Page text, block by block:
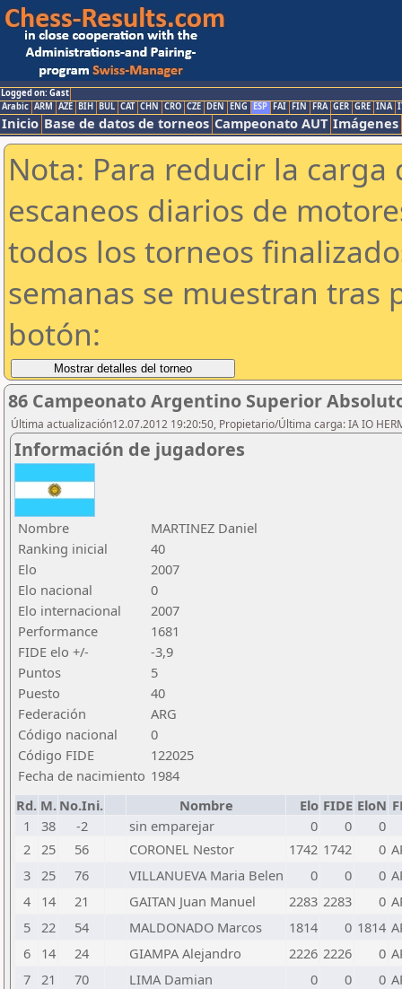
Logged on: Gast
Arabic ARM AZE BIH BUL CAT CHN CRO CZE DEN ENG ESP FAI FIN FRA GER GRE INA
Inicio Base de datos de torneos Campeonato AUT Imágenes
Nota: Para reducir la
escaneos diarios de
todos los torneos
semanas se muestran tras
botón:
86 Campeonato Argentino Superior
Última actualización12.07.2012 19:20:50, Propietario/Última carga: IA IO
Información de jugadores
Nombre
MARTINEZ Daniel
Ranking inicial
40
Elo
2007
Elo nacional
0
Elo internacional
2007
Performance
1681
FIDE elo +/-
-3,9
Puntos
5
Puesto
40
Federación
ARG
Código nacional
0
Código FIDE
122025
Fecha de nacimiento 1984
Rd. M. No.Ini. Nombre Elo FIDE EloN
1
38 -2 sin emparejar 0 0
0
2 25 56 CORONEL Nestor 1742 1742 0
3 25 76 VILLANUEVA Maria Belen 0 0 0
4
14 21 GAITAN Juan Manuel 2283 2283 0
5 22 54 MALDONADO Marcos 1814 0 1814
6
14 24 GIAMPA Alejandro 2226 2226 0
7 21 70 LIMA Damian 0 0 0